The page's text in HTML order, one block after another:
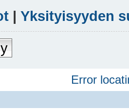
| Yksityisyyden
Error